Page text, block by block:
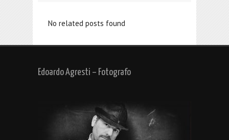
No related posts found
Edoardo Agresti – Fotografo